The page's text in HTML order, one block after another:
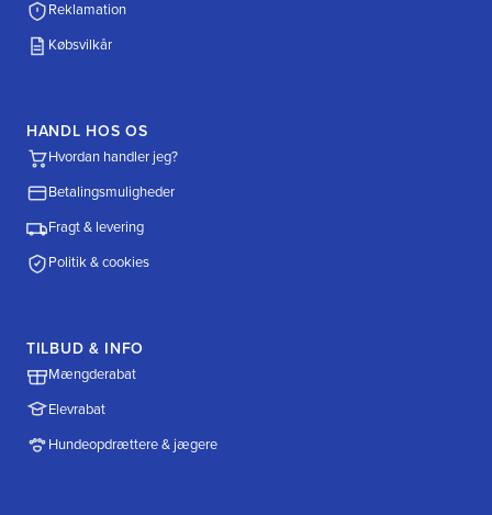
Reklamation
Købsvilkår
HANDL HOS OS
Hvordan handler jeg?
Betalingsmuligheder
Fragt & levering
Politik & cookies
TILBUD & INFO
Mængderabat
Elevrabat
Hundeopdrættere & jægere